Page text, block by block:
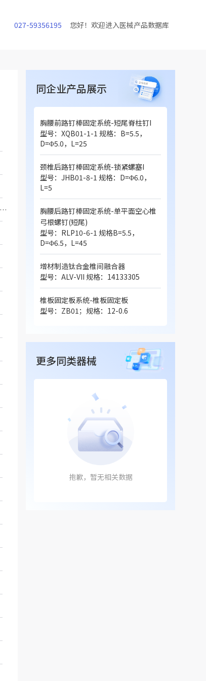
027-59356195 您好！欢迎进入医械产品数据库
产品是通过选择性激光熔融快速成型技术 (SLM 技术) 制成的多孔脊柱植入物，化学成分符合 GB/T13810 标准中TC4 钛合金材料的要求或化学成分符合 YY/T 1851-2022标准中的纯钽材料的要求，产品根据患者情况进行定制。产品表面无着色，非灭菌包装。
同企业产品展示
胸腰前路钉棒固定系统-短尾脊柱钉I
型号：XQB01-1-1 规格：B=5.5，
D=Φ5.0，L=25
颈椎后路钉棒固定系统-锁紧螺塞I
型号：JHB01-8-1 规格：D=Φ6.0，
L=5
胸腰后路钉棒固定系统-单平面空心椎
弓根螺钉(短尾)
型号：RLP10-6-1 规格B=5.5，
D=Φ6.5，L=45
增材制造钛合金椎间融合器
型号：ALV-VII 规格：14133305
椎板固定板系统-椎板固定板
型号：ZB01；规格：12-0.6
更多同类器械
抱歉，暂无相关数据